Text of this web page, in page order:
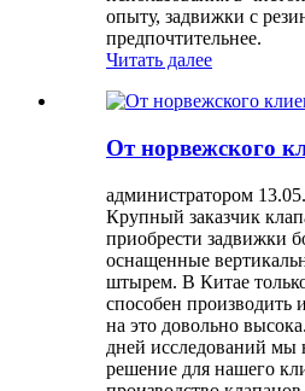
опыту, задвижки с
предпочтительнее.
Читать далее
От норвежского
администратором
Крупный заказчик
приобрести задвижки
оснащенные
штырем. В Китае
способен производить
на это довольно
дней исследований
решение для нашего